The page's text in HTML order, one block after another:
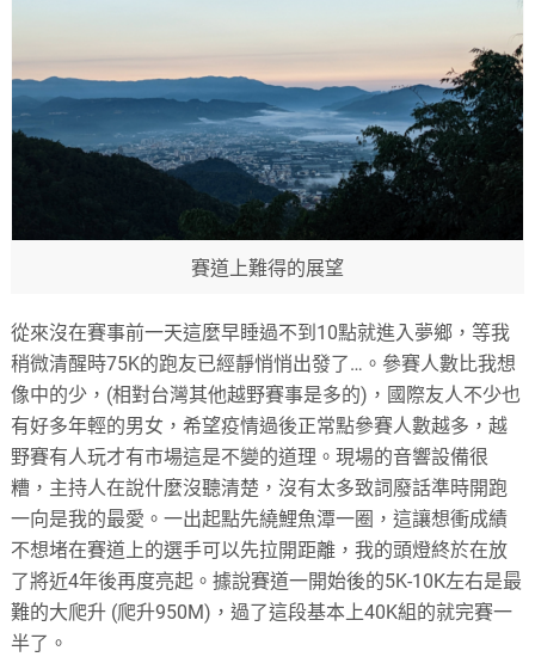
賽道上難得的展望
從來沒在賽事前一天這麼早睡過不到10點就進入夢鄉，等我
稍微清醒時75K的跑友已經靜悄悄出發了…。參賽人數比我想
像中的少，(相對台灣其他越野賽事是多的)，國際友人不少也
有好多年輕的男女，希望疫情過後正常點參賽人數越多，越
野賽有人玩才有市場這是不變的道理。現場的音響設備很
糟，主持人在說什麼沒聽清楚，沒有太多致詞廢話準時開跑
一向是我的最愛。一出起點先繞鯉魚潭一圈，這讓想衝成績
不想堵在賽道上的選手可以先拉開距離，我的頭燈終於在放
了將近4年後再度亮起。據說賽道一開始後的5K-10K左右是最
難的大爬升 (爬升950M)，過了這段基本上40K組的就完賽一
半了。